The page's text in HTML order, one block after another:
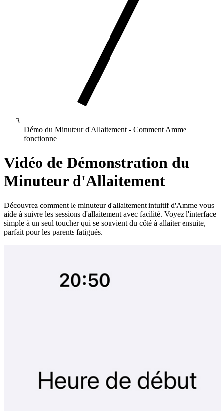
Démo du Minuteur d'Allaitement - Comment Amme
fonctionne
Vidéo de Démonstration du
Minuteur d'Allaitement
Découvrez comment le minuteur d'allaitement intuitif d'Amme vous
aide à suivre les sessions d'allaitement avec facilité. Voyez l'interface
simple à un seul toucher qui se souvient du côté à allaiter ensuite,
parfait pour les parents fatigués.